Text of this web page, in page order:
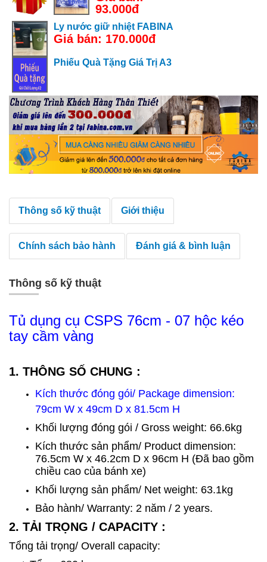
93.000đ
Ly nước giữ nhiệt FABINA
Giá bán: 170.000đ
Phiếu Quà Tặng Giá Trị A3
Thông số kỹ thuật Giới thiệu
Chính sách bảo hành Đánh giá & bình luận
Thông số kỹ thuật
Tủ dụng cụ CSPS 76cm - 07 hộc kéo
tay cầm vàng
1. THÔNG SỐ CHUNG :
Kích thước đóng gói/ Package dimension:
79cm W x 49cm D x 81.5cm H
Khối lượng đóng gói / Gross weight: 66.6kg
Kích thước sản phẩm/ Product dimension:
76.5cm W x 46.2cm D x 96cm H (Đã bao gồm
chiều cao của bánh xe)
Khối lượng sản phẩm/ Net weight: 63.1kg
Bảo hành/ Warranty: 2 năm / 2 years.
2. TẢI TRỌNG / CAPACITY :
Tổng tải trọng/ Overall capacity: